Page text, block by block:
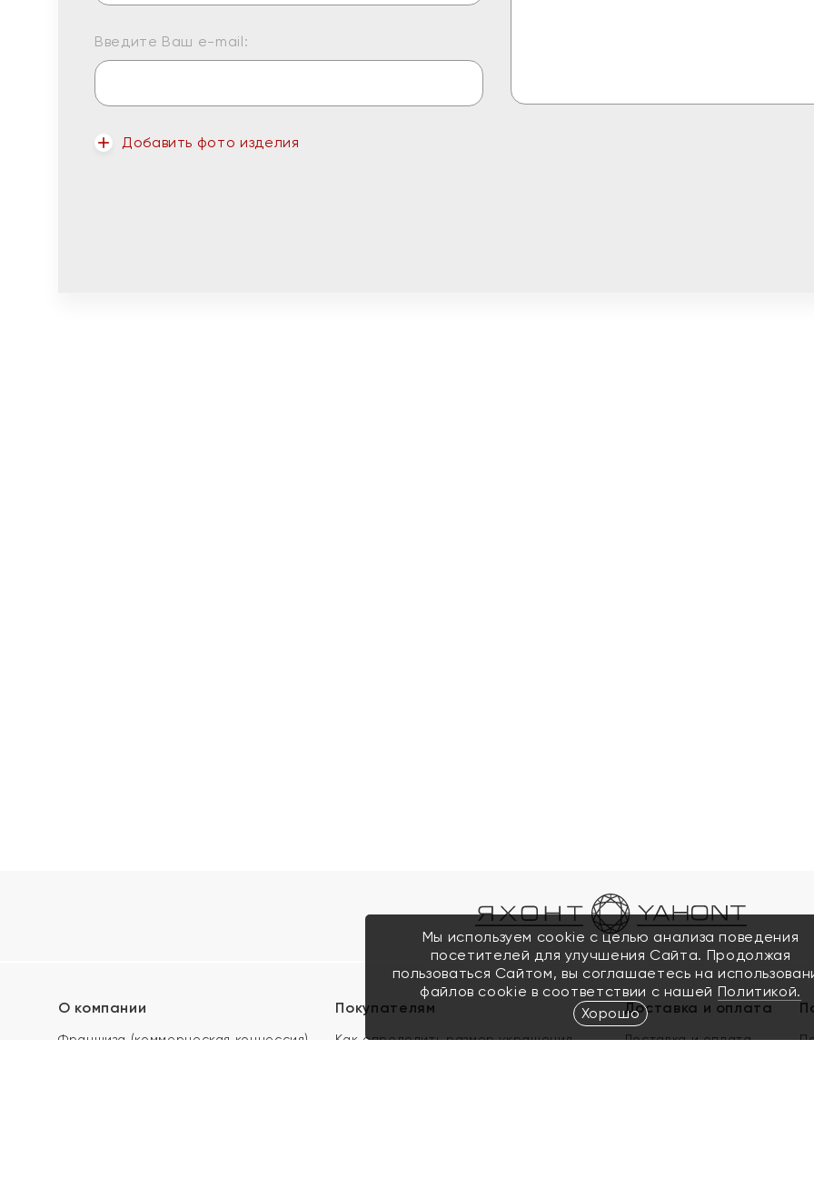
Введите Ваш e-mail:
Добавить фото изделия
О компании
Франшиза (коммерческая концессия)
Покупателям
Как определить размер украшения
Доставка и оплата
Доставка и оплата
Мы используем cookie с целью анализа поведения
посетителей для улучшения Сайта. Продолжая
пользоваться Сайтом, вы соглашаетесь на
файлов cookie в соответствии с нашей Политикой.
Хорошо